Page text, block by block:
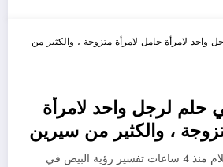
حلم لرجل واحد لامرأة
، والكثير من سيرين
[ad_1] منزل تفسير الأحلام منذ 4 ساعات تفسير رؤية البيض في